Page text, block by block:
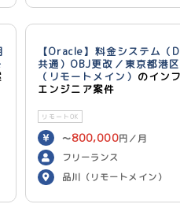
【Oracle】料金システム（
共通）OBJ更改／東京都港区
（リモートメイン） のイン
エンジニア案件
リモートOK
〜800,000円／月
フリーランス
品川（リモートメイン）